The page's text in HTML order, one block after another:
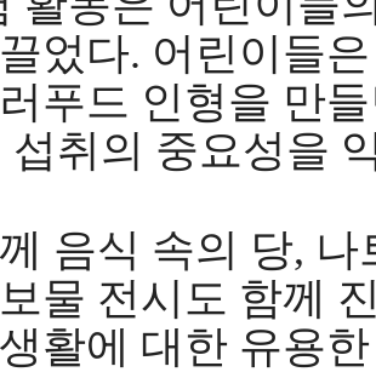
었다. 어린이들
푸드 인형을 만
섭취의 중요성을
음식 속의 당, 나
물 전시도 함께
활에 대한 유용